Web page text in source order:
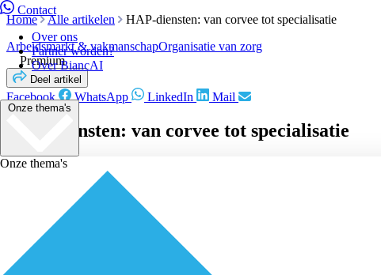
Contact
Over ons
Partner worden?
Over BiancAI
Onze thema's
Onze thema's
Home Alle artikelen
HAP-diensten: van corvee tot specialisatie
Arbeidsmarkt & vakmanschapOrganisatie van zorg
Premium
Deel artikel
Facebook WhatsApp LinkedIn Mail
HAP-diensten: van corvee tot specialisatie